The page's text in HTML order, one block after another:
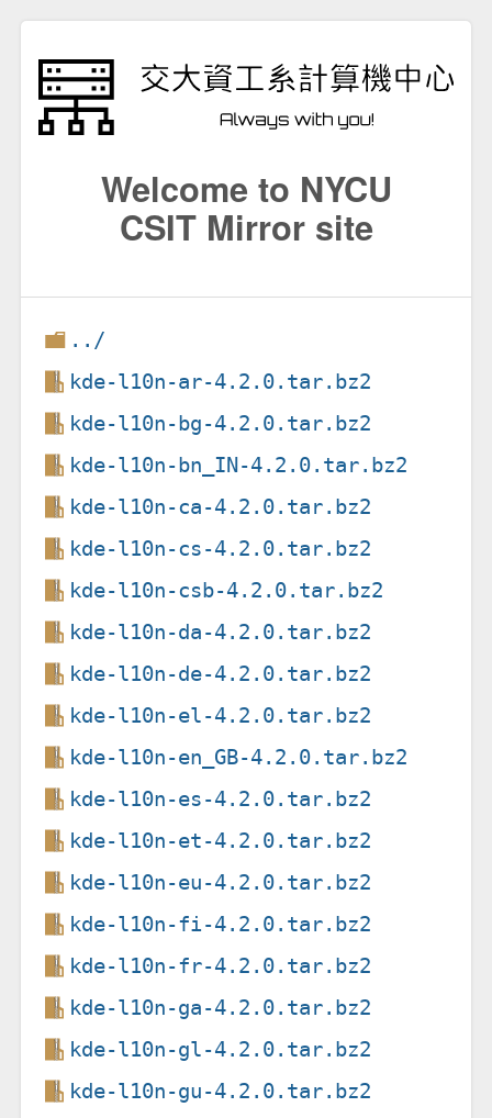
Welcome to NYCU
CSIT Mirror site
../
kde-l10n-ar-4.2.0.tar.bz2
kde-l10n-bg-4.2.0.tar.bz2
kde-l10n-bn_IN-4.2.0.tar.bz2
kde-l10n-ca-4.2.0.tar.bz2
kde-l10n-cs-4.2.0.tar.bz2
kde-l10n-csb-4.2.0.tar.bz2
kde-l10n-da-4.2.0.tar.bz2
kde-l10n-de-4.2.0.tar.bz2
kde-l10n-el-4.2.0.tar.bz2
kde-l10n-en_GB-4.2.0.tar.bz2
kde-l10n-es-4.2.0.tar.bz2
kde-l10n-et-4.2.0.tar.bz2
kde-l10n-eu-4.2.0.tar.bz2
kde-l10n-fi-4.2.0.tar.bz2
kde-l10n-fr-4.2.0.tar.bz2
kde-l10n-ga-4.2.0.tar.bz2
kde-l10n-gl-4.2.0.tar.bz2
kde-l10n-gu-4.2.0.tar.bz2